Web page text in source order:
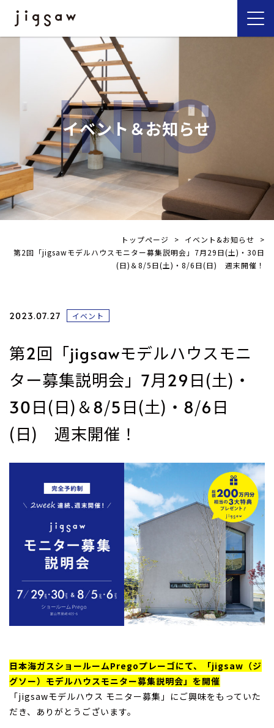
INFO
イベント＆お知らせ
トップページ > イベント&お知らせ
>
第2回「jigsawモデルハウスモニター募集説明会」7月29日(土)・30日
(日)＆8/5日(土)・8/6日(日) 週末開催！
2023.07.27 イベント
第2回「jigsawモデルハウスモニ
ター募集説明会」7月29日(土)・
30日(日)＆8/5日(土)・8/6日
(日) 週末開催！
日本海ガスショールームPregoプレーゴにて、「jigsaw（ジ
グソー）モデルハウスモニター募集説明会」を開催
「jigsawモデルハウス モニター募集」にご興味をもっていた
だき、ありがとうございます。